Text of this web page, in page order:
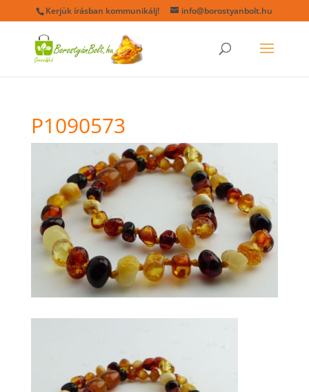
Kerjük írásban kommunikálj! info@borostyanbolt.hu
P1090573